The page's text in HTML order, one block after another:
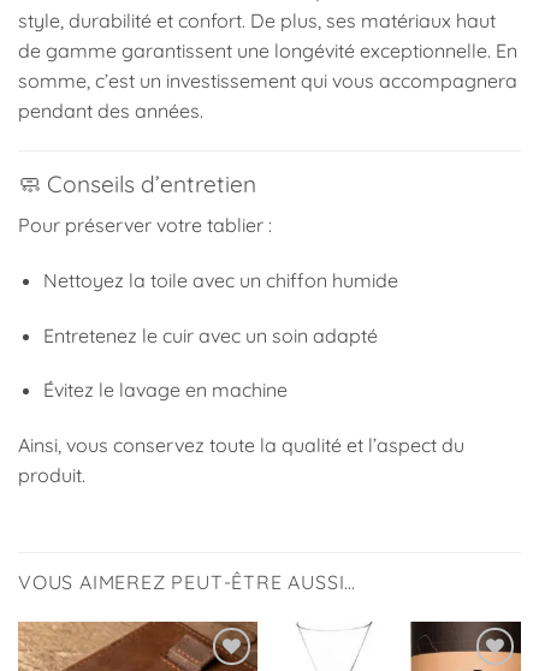
style, durabilité et confort. De plus, ses matériaux haut
de gamme garantissent une longévité exceptionnelle. En
somme, c’est un investissement qui vous accompagnera
pendant des années.
🧼 Conseils d’entretien
Pour préserver votre tablier :
Nettoyez la toile avec un chiffon humide
Entretenez le cuir avec un soin adapté
Évitez le lavage en machine
Ainsi, vous conservez toute la qualité et l’aspect du
produit.
VOUS AIMEREZ PEUT-ÊTRE AUSSI…